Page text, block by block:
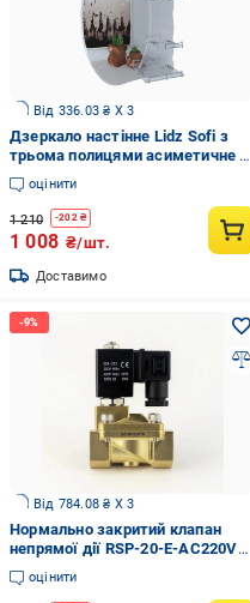
Від 336.03 ₴ X 3
Дзеркало настінне Lidz Sofi з
трьома полицями асиметичне зі
світильником 480х675х100 мм
(LD78SO4867)
оцінити
1 210 -202₴
1 008 ₴/шт.
Доставимо
Від 784.08 ₴ X 3
Нормально закритий клапан
непрямої дії RSP-20-E-AC220V
0,3-16 bar 3/4" (66778802572)
оцінити